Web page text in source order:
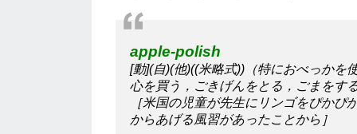
apple-polish
[動](自)(他)((米略式))（特におべっかを
心を買う，ごきげんをとる，ごまをす
［米国の児童が先生にリンゴをぴかぴ
からあげる風習があったことから］